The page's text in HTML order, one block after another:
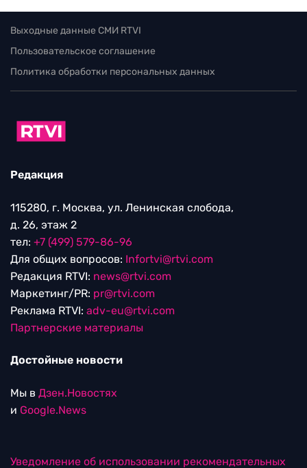
Выходные данные СМИ RTVI
Пользовательское соглашение
Политика обработки персональных данных
Редакция
115280, г. Москва, ул. Ленинская слобода,
д. 26, этаж 2
тел: +7 (499) 579-86-96
Для общих вопросов: Infortvi@rtvi.com
Редакция RTVI: news@rtvi.com
Маркетинг/PR: pr@rtvi.com
Реклама RTVI: adv-eu@rtvi.com
Партнерские материалы
Достойные новости
Мы в Дзен.Новостях
и Google.News
Уведомление об использовании рекомендательных